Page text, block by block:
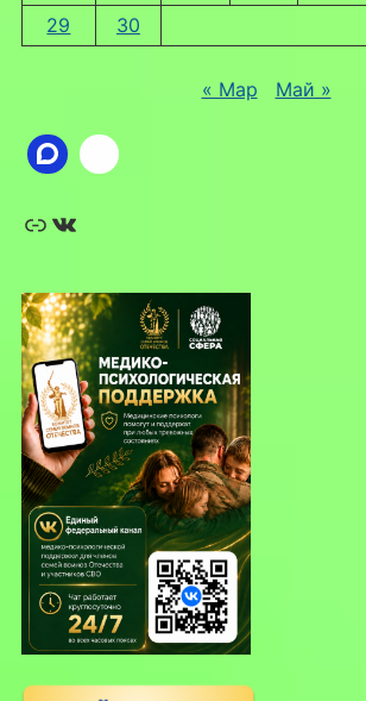
29
30
« Мар Май »
Ссылка